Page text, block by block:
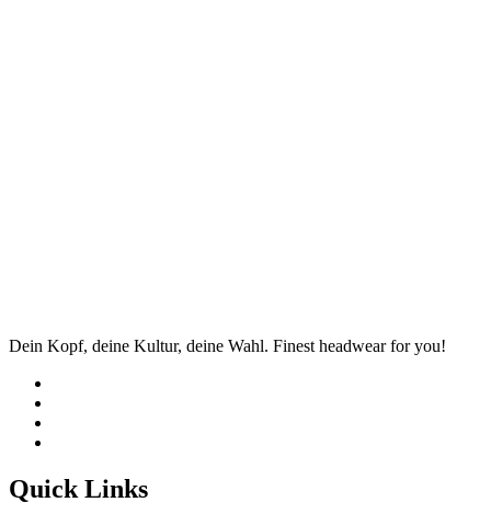
Dein Kopf, deine Kultur, deine Wahl. Finest headwear for you!
Quick Links